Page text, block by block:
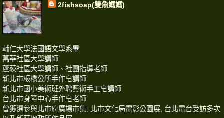
2fishsoap(雙魚媽媽)
輔仁大學法國語文學系畢
萬華社區大學講師
蘆荻社區大學講師、社團指導老師
新北市板橋公所手作皂講師
新北市國小美術班外聘藝術手工皂講師
台北市身障中心手作皂老師
曾獲選參與北市府廣場市集, 北市文化局電影公園展, 台北電台受訪多次